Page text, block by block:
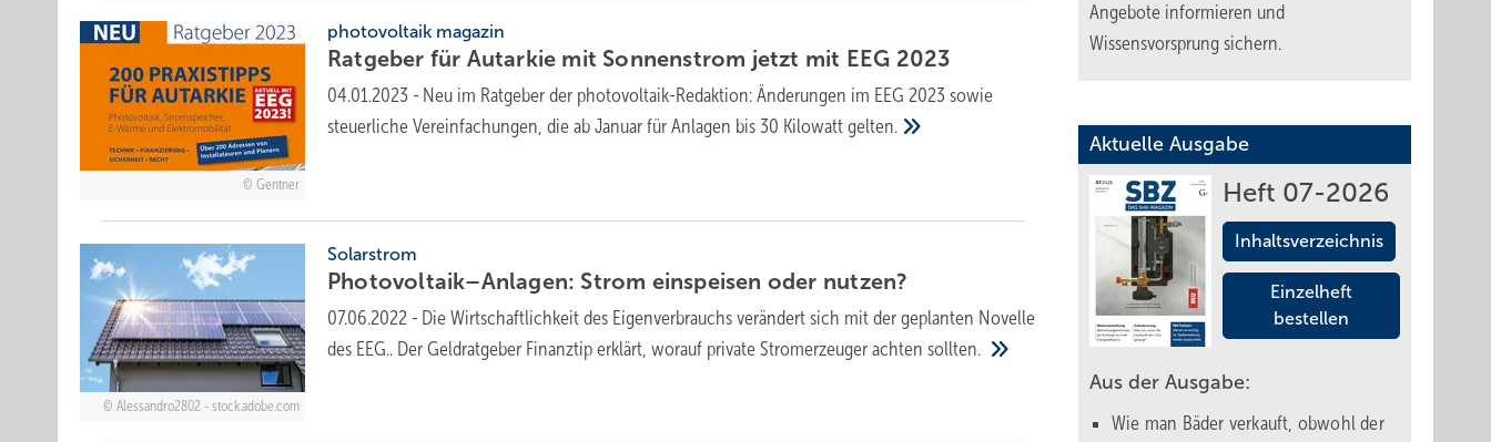
Gentner
photovoltaik magazin
Ratgeber für Autarkie mit Sonnenstrom jetzt mit EEG 2023
04.01.2023 - Neu im Ratgeber der photovoltaik-Redaktion: Änderungen im EEG 2023 sowie
steuerliche Vereinfachungen, die ab Januar für Anlagen bis 30 Kilowattgelten.
Alessandro2802 - stock.adobe.com
Solarstrom
Photovoltaik–Anlagen: Strom einspeisen oder nutzen?
07.06.2022 - Die Wirtschaftlichkeit des Eigenverbrauchs verändert sich mit der geplanten Novelle
des EEG.. Der Geldratgeber Finanztip erklärt, worauf private Stromerzeuger achtensollten.
Angebote informieren und
Wissensvorsprung sichern.
Aktuelle Ausgabe
Heft 07-2026
Inhaltsverzeichnis
Einzelheft
bestellen
Aus der Ausgabe:
Wie man Bäder verkauft, obwohl der